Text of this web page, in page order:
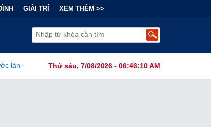
GIẢI TRÍ XEM THÊM >>
Thứ sáu, 7/08/2026 - 06:46:12 AM
lưới khủng bố của Iran vươn vòi khắp châu lục